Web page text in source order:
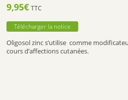
9,95€ TTC
Télécharger la notice
Oligosol zinc s’utilise comme
cours d’affections cutanées.